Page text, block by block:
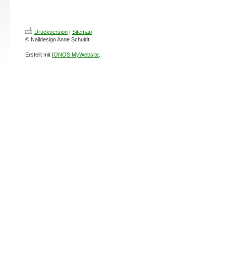
Druckversion | Sitemap
© Naildesign Anne Schuldt
Erstellt mit IONOS MyWebsite